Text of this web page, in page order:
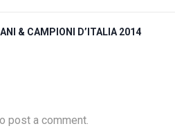
& CAMPIONI D’ITALIA 2014
post a comment.